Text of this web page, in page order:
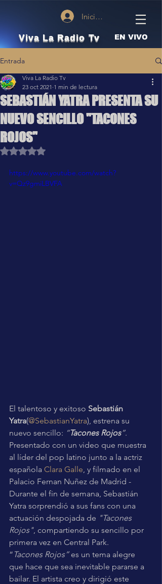
Iniciar sesión
Viva La Radio Tv EN VIVO
Entrada
SEBASTIÁN YATRA PRESENTA SU
NUEVO SENCILLO "TACONES
ROJOS"
Viva La Radio Tv
23 oct 2021 1 min de lectura
Obtuvo NaN de 5 estrellas.
https://www.youtube.com/watch?
v=Qz9gmiLBVFA
El talentoso y exitoso Sebastián
Yatra(@SebastianYatra), estrena su
nuevo sencillo: “Tacones Rojos”.
Presentado con un video que muestra
al líder del pop latino junto a la actriz
española Clara Galle , y filmado en el
Palacio Fernan Nuñez de Madrid -
Durante el fin de semana, Sebastián
Yatra sorprendió a sus fans con una
actuación despojada de "Tacones
Rojos", compartiendo su sencillo por
primera vez en Central Park.
“ Tacones Rojos” es un tema alegre
que hace que sea inevitable pararse a
bailar. El artista creo y dirigió este